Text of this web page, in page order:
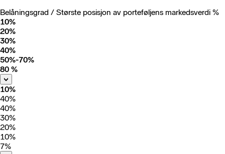
Belåningsgrad / Største posisjon av porteføljens markedsverdi %
10%
20%
30%
40%
50%-70%
80 %
10%
40%
40%
30%
20%
10%
7%